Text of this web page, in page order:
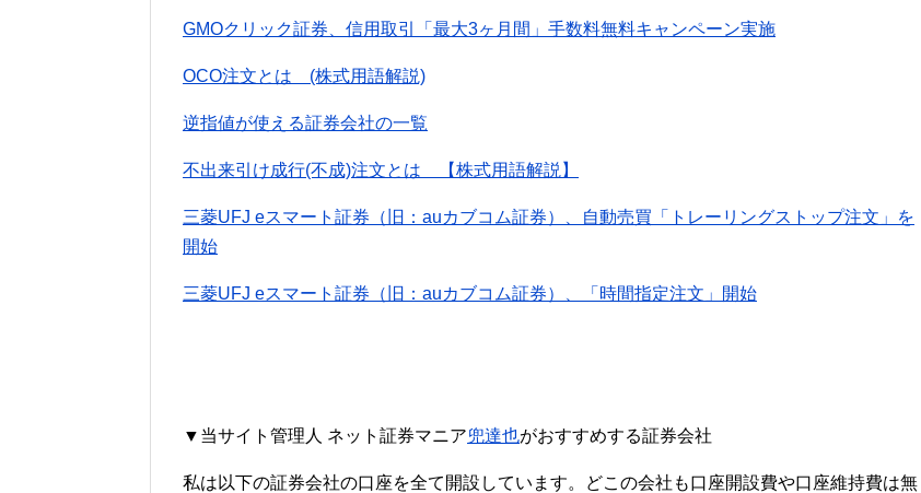
GMOクリック証券、信用取引「最大3ヶ月間」手数料無料キャンペーン実施
OCO注文とは (株式用語解説)
逆指値が使える証券会社の一覧
不出来引け成行(不成)注文とは 【株式用語解説】
三菱UFJ eスマート証券（旧：auカブコム証券）、自動売買「トレーリングストップ注文」を
開始
三菱UFJ eスマート証券（旧：auカブコム証券）、「時間指定注文」開始
▼当サイト管理人 ネット証券マニア兜達也がおすすめする証券会社
私は以下の証券会社の口座を全て開設しています。どこの会社も口座開設費や口座維持費は無